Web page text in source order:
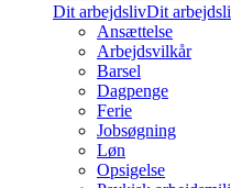
Dit arbejdslivDit
Ansættelse
Arbejdsvilkår
Barsel
Dagpenge
Ferie
Jobsøgning
Løn
Opsigelse